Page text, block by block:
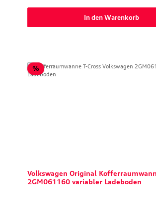
In den Warenkorb
%Rabatt
Volkswagen Original
2GM061160 variabler Ladeboden